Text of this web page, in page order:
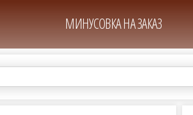
МИНУСОВКА НА ЗАКАЗ